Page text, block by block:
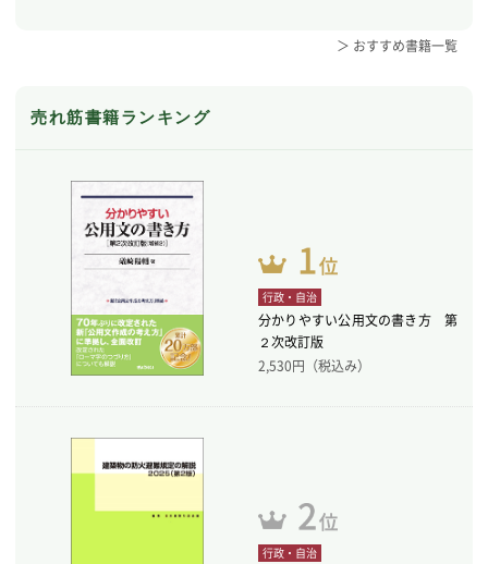
＞ おすすめ書籍一覧
売れ筋書籍ランキング
行政・自治
分かりやすい公用文の書き方 第
２次改訂版
2,530円（税込み）
行政・自治